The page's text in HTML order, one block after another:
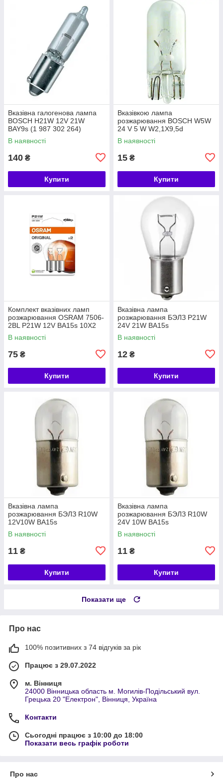
Вказівна галогенова лампа
BOSCH H21W 12V 21W
BAY9s (1 987 302 264)
В наявності
140 ₴
Купити
Вказівкою лампа
розжарювання BOSCH W5W
24 V 5 W W2,1X9,5d
(1987302518)
В наявності
15 ₴
Купити
Комплект вказівних ламп
розжарювання OSRAM 7506-
2BL P21W 12V BA15s 10X2
В наявності
75 ₴
Купити
Вказівна лампа
розжарювання БЭЛЗ P21W
24V 21W BA15s
В наявності
12 ₴
Купити
Вказівна лампа
розжарювання БЭЛЗ R10W
12V10W BA15s
В наявності
11 ₴
Купити
Вказівна лампа
розжарювання БЭЛЗ R10W
24V 10W BA15s
В наявності
11 ₴
Купити
Показати ще
Про нас
100% позитивних з 74 відгуків за рік
Працює з 29.07.2022
м. Вінниця
24000 Вінницька область м. Могилів-Подільський вул.
Грецька 20 "Електрон", Вінниця, Україна
Контакти
Сьогодні працює з 10:00 до 18:00
Показати весь графік роботи
Про нас